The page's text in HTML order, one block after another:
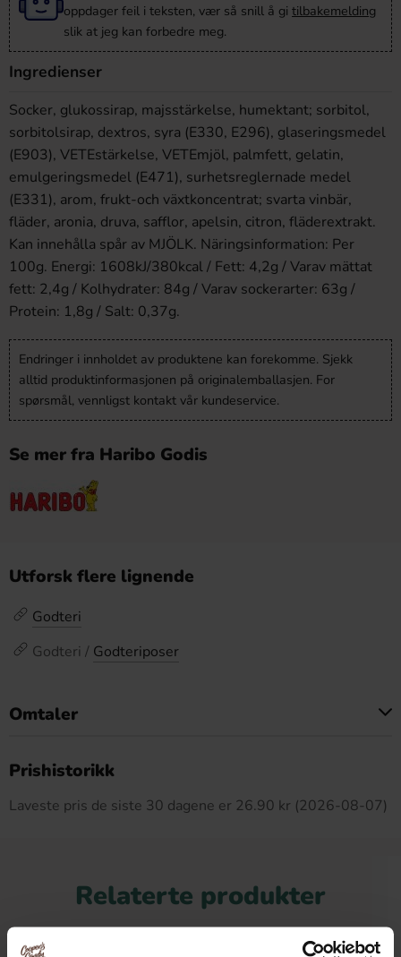
oppdager feil i teksten, vær så snill å gi tilbakemelding
slik at jeg kan forbedre meg.
Ingredienser
Socker, glukossirap, majsstärkelse, humektant; sorbitol,
sorbitolsirap, dextros, syra (E330, E296), glaseringsmedel
(E903), VETEstärkelse, VETEmjöl, palmfett, gelatin,
emulgeringsmedel (E471), surhetsreglernade medel
(E331), arom, frukt-och växtkoncentrat; svarta vinbär,
fläder, aronia, druva, safflor, apelsin, citron, fläderextrakt.
Kan innehålla spår av MJÖLK. Näringsinformation: Per
100g. Energi: 1608kJ/380kcal / Fett: 4,2g / Varav mättat
fett: 2,4g / Kolhydrater: 84g / Varav sockerarter: 63g /
Protein: 1,8g / Salt: 0,37g.
Endringer i innholdet av produktene kan forekomme. Sjekk
alltid produktinformasjonen på originalemballasjen. For
spørsmål, vennligst kontakt vår kundeservice.
Se mer fra Haribo Godis
Utforsk flere lignende
Godteri
Godteri / Godteriposer
Omtaler
Prishistorikk
Laveste pris de siste 30 dagene er 26.90 kr (2026-08-07)
Relaterte produkter